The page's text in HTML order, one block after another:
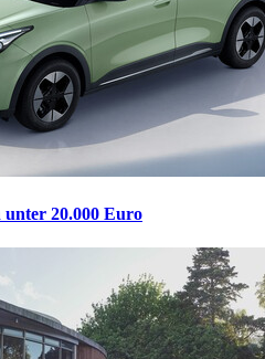
20.000 Euro